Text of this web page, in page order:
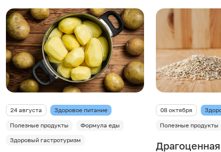
24 августа Здоровое питание
Полезные продукты
Формула еды
Здоровый гастротуризм
08 октября
Полезные продукты